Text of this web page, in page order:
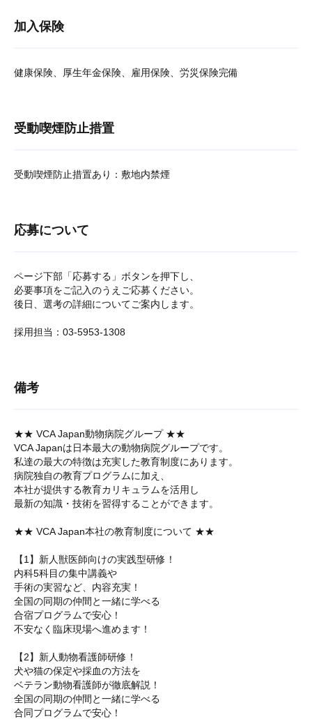
加入保険
健康保険、厚生年金保険、雇用保険、労災保険完備
受動喫煙防止措置
受動喫煙防止措置あり：敷地内禁煙
応募について
ページ下部「応募する」ボタンを押下し、
必要事項をご記入のうえご応募ください。
後日、選考の詳細についてご案内します。
採用担当：03-5953-1308
備考
★★ VCA Japan動物病院グループ ★★
VCA Japanは日本最大の動物病院グループです。
私達の最大の特徴は充実した教育制度にあります。
病院独自の教育プログラムに加え、
本社が提供する教育カリキュラムを活用し
最新の知識・技術を習得することができます。
★★ VCA Japan本社の教育制度について ★★
【1】新人獣医師向けの実践型研修！
内科5科目の集中講義や
手術の実習など、内容充実！
全国の同期の仲間と一緒に学べる
合宿プログラムで安心！
不安なく臨床現場へ進めます！
【2】新人動物看護師研修！
犬や猫の保定や採血の方法を
ベテラン動物看護師が徹底解説！
全国の同期の仲間と一緒に学べる
合同プログラムで安心！